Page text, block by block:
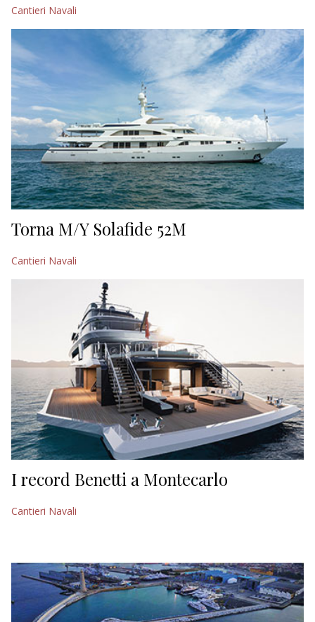
Cantieri Navali
Torna M/Y Solafide 52M
Cantieri Navali
I record Benetti a Montecarlo
Cantieri Navali